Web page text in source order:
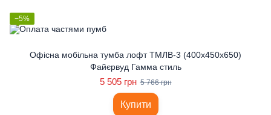
−5%
Офісна мобільна тумба лофт ТМЛВ-3 (400x450x650)
Файєрвуд Гамма стиль
5 505 грн 5 766 грн
Купити